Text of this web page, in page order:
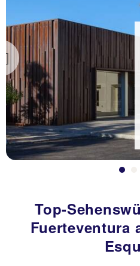
Previous
Top-
Fuerteventura